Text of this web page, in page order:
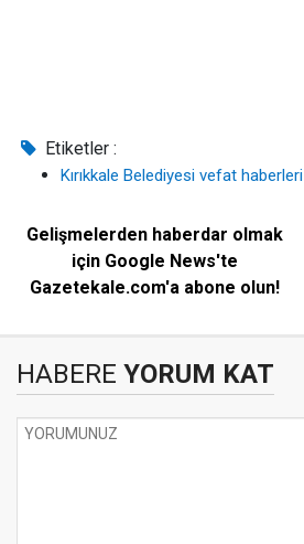
Etiketler :
Kırıkkale Belediyesi vefat haberleri
Gelişmelerden haberdar olmak
için Google News'te
Gazetekale.com'a abone olun!
HABERE YORUM KAT